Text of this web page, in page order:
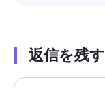
返信を残す